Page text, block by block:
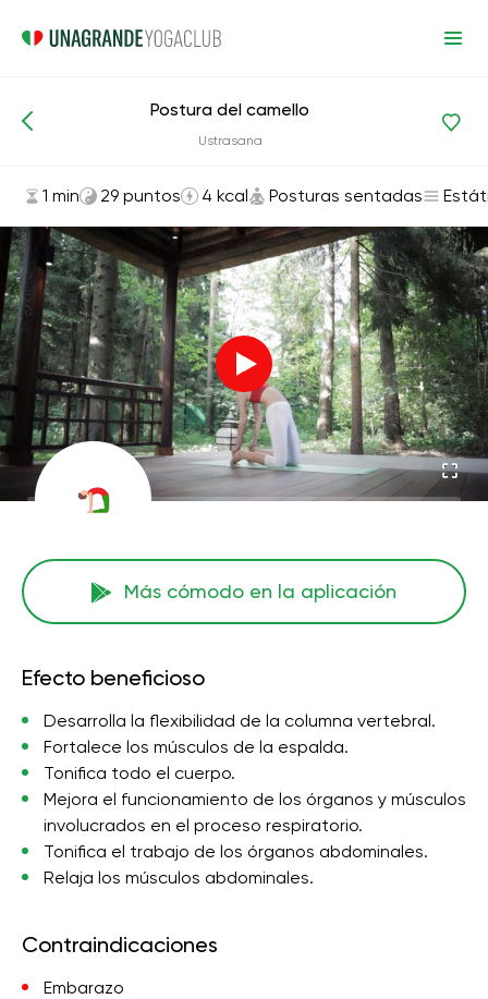
Posturas sentadas
Postura del camello
Ustrasana
1 min 29 puntos 4 kcal Posturas sentadas
Más cómodo en la aplicación
Efecto beneficioso
Desarrolla la flexibilidad de la columna vertebral.
Fortalece los músculos de la espalda.
Tonifica todo el cuerpo.
Mejora el funcionamiento de los órganos y músculos
involucrados en el proceso respiratorio.
Tonifica el trabajo de los órganos abdominales.
Relaja los músculos abdominales.
Contraindicaciones
Embarazo